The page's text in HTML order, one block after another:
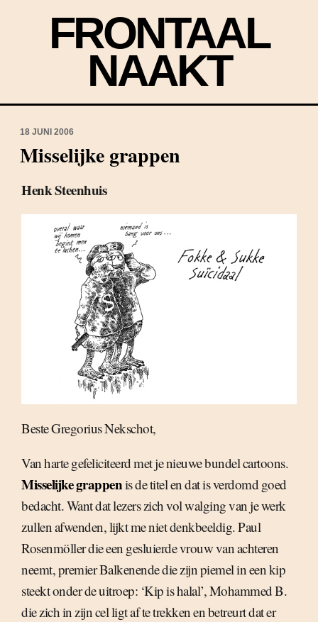
FRONTAAL
NAAKT
18 JUNI 2006
Misselijke grappen
Henk Steenhuis
Beste Gregorius Nekschot,
Van harte gefeliciteerd met je nieuwe bundel cartoons.
Misselijke grappenis de titel en dat is verdomd goed
bedacht. Want dat lezers zich vol walging van je werk
zullen afwenden, lijkt me niet denkbeeldig. Paul
Rosenmöller die een gesluierde vrouw van achteren
neemt, premier Balkenende die zijn piemel in een kip
steekt onder de uitroep: ‘Kip is halal’, Mohammed B.
die zich in zijn cel ligt af te trekken en betreurt dat er